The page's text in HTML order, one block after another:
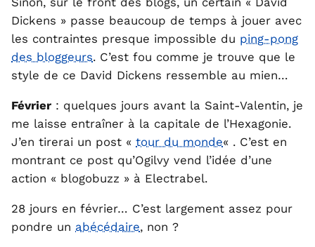
Dickens » passe beaucoup de temps à jouer avec
les contraintes presque impossible du ping-pong
des bloggeurs. C’est fou comme je trouve que le
style de ce David Dickens ressemble au mien…
Février : quelques jours avant la Saint-Valentin, je
me laisse entraîner à la capitale de l’Hexagonie.
J’en tirerai un post « tour du monde« . C’est en
montrant ce post qu’Ogilvy vend l’idée d’une
action « blogobuzz » à Electrabel.
28 jours en février… C’est largement assez pour
pondre un abécédaire, non ?